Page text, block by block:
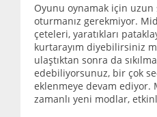
Oyunu oynamak için uzun
oturmanız gerekmiyor.
çeteleri, yaratıkları
kurtarayım diyebilirsiniz
ulaştıktan sonra da
edebiliyorsunuz, bir çok
eklenmeye devam ediyor.
zamanlı yeni modlar,